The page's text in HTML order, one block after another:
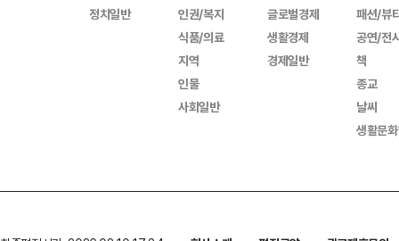
정치일반
인권/복지
식품/의료
지역
인물
사회일반
글로벌경제
생활경제
경제일반
패션/뷰
공연/전
책
종교
날씨
생활문